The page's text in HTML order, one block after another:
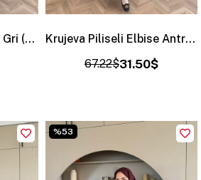
Krujeva Piliseli Elbise Gri (8033) Krujeva Piliseli Elbise Antrasit (8033)
31.50$
67.22$
%53